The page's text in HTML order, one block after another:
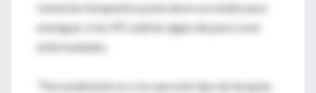
clonación terapéutica pone ahora un medio para
averiguar si las IPS valdrán algún día para curar
enfermedades.
“Personalmente no creo que este tipo de terapias